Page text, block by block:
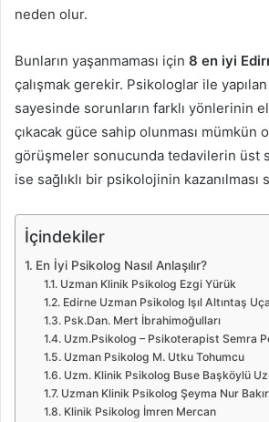
neden olur.
Bunların yaşanmaması için 8 en iyi
çalışmak gerekir. Psikologlar ile
sayesinde sorunların farklı yönlerinin
çıkacak güce sahip olunması mümkün
görüşmeler sonucunda tedavilerin üst
ise sağlıklı bir psikolojinin kazanılması
İçindekiler
En İyi Psikolog Nasıl Anlaşılır?
Uzman Klinik Psikolog Ezgi Yürük
Edirne Uzman Psikolog Işıl Altıntaş
Psk.Dan. Mert İbrahimoğulları
Uzm.Psikolog – Psikoterapist Semra
Uzman Psikolog M. Utku Tohumcu
Uzm. Klinik Psikolog Buse Başköylü
Uzman Klinik Psikolog Şeyma Nur Bakır
Klinik Psikolog İmren Mercan